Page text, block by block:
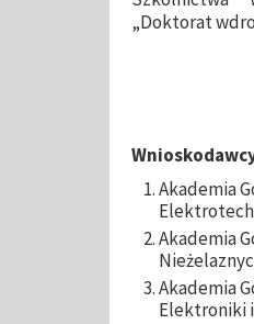
„Doktorat
Akademia
Akademia
Akademia
Elektroniki